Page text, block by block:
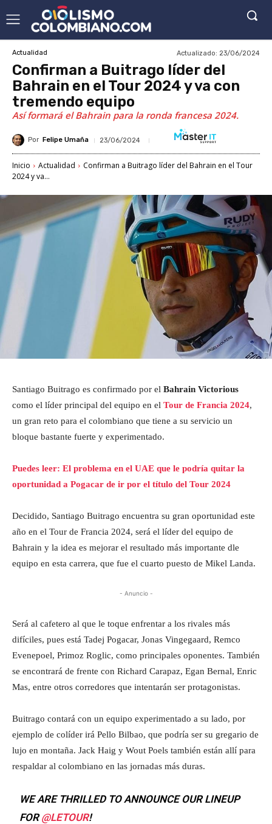
Actualidad Actualizado: 23/06/2024
Confirman a Buitrago líder del
Bahrain en el Tour 2024 y va con
tremendo equipo
Así formará el Bahrain para la ronda francesa 2024.
Por Felipe Umaña 23/06/2024
Inicio Actualidad
Confirman a Buitrago líder del Bahrain en el Tour
2024 y va...
Santiago Buitrago es confirmado por el Bahrain Victorious
como el líder principal del equipo en el Tour de Francia 2024,
un gran reto para el colombiano que tiene a su servicio un
bloque bastante fuerte y experimentado.
Puedes leer: El problema en el UAE que le podría quitar la
oportunidad a Pogacar de ir por el título del Tour 2024
Decidido, Santiago Buitrago encuentra su gran oportunidad este
año en el Tour de Francia 2024, será el líder del equipo de
Bahrain y la idea es mejorar el resultado más importante dle
equipo en esta carrera, que fue el cuarto puesto de Mikel Landa.
- Anuncio -
Será al cafetero al que le toque enfrentar a los rivales más
difíciles, pues está Tadej Pogacar, Jonas Vingegaard, Remco
Evenepoel, Primoz Roglic, como principales oponentes. También
se encontrará de frente con Richard Carapaz, Egan Bernal, Enric
Mas, entre otros corredores que intentarán ser protagonistas.
Buitrago contará con un equipo experimentado a su lado, por
ejemplo de colíder irá Pello Bilbao, que podría ser su gregario de
lujo en montaña. Jack Haig y Wout Poels también están allí para
respaldar al colombiano en las jornadas más duras.
WE ARE THRILLED TO ANNOUNCE OUR LINEUP
FOR@LETOUR!